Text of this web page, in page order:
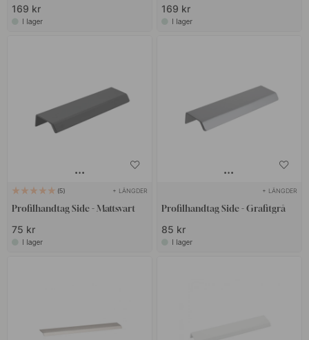
169 kr
I lager
169 kr
I lager
5 + LÄNGDER
Profilhandtag Side - Mattsvart
75 kr
I lager
+ LÄNGDER
Profilhandtag Side - Grafitgrå
85 kr
I lager